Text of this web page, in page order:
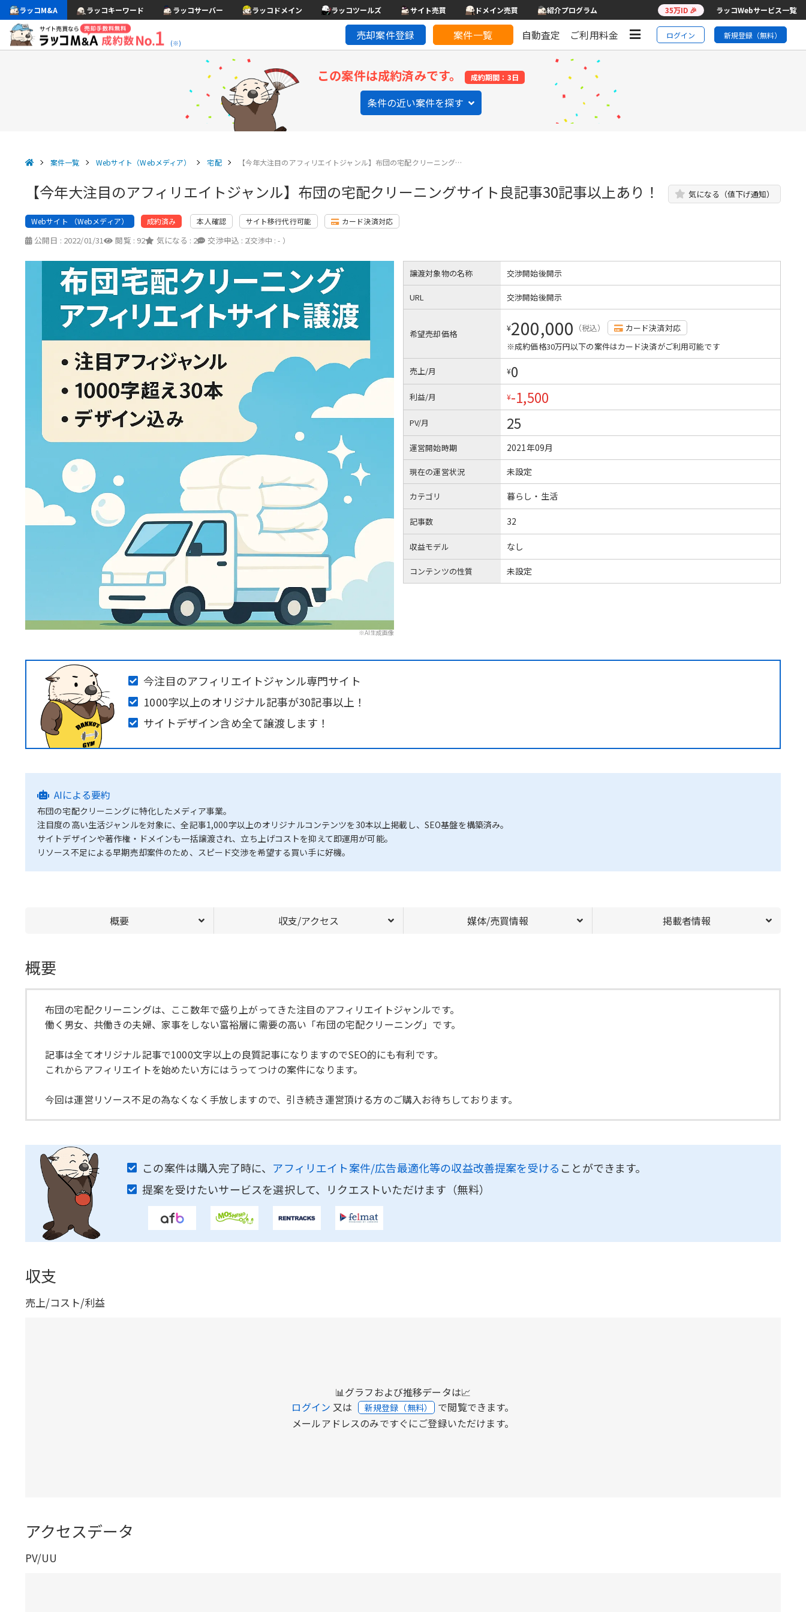
ラッコM&A ラッコキーワード ラッコサーバー ラッコドメイン ラッコツールズ サイト売買 ドメイン売買 紹介プログラム 35万ID 🎉 ラッコWebサービス一覧
(※)
売却案件登録 案件一覧 自動査定 ご利用料金 ログイン 新規登録（無料）
この案件は成約済みです。 成約期間：3日
条件の近い案件を探す
案件一覧 Webサイト（Webメディア） 宅配 【今年大注目のアフィリエイトジャンル】布団の宅配クリーニング…
【今年大注目のアフィリエイトジャンル】布団の宅配クリーニングサイト良記事30記事以上あり！ 気になる（値下げ通知）
Webサイト （Webメディア） 成約済み 本人確認 サイト移行代行可能 カード決済対応
公開日 : 2022/01/31 閲覧 : 92 気になる : 2 交渉申込 : 2
（交渉中 : - ）
※AI生成画像
譲渡対象物の名称 交渉開始後開示
URL 交渉開始後開示
希望売却価格 ¥200,000 （税込）
カード決済対応
※成約価格30万円以下の案件はカード決済がご利用可能です
売上/月 ¥0
利益/月 ¥-1,500
PV/月 25
運営開始時期 2021年09月
現在の運営状況 未設定
カテゴリ 暮らし・生活
記事数 32
収益モデル なし
コンテンツの性質 未設定
今注目のアフィリエイトジャンル専門サイト
1000字以上のオリジナル記事が30記事以上！
サイトデザイン含め全て譲渡します！
AIによる要約
布団の宅配クリーニングに特化したメディア事業。
注目度の高い生活ジャンルを対象に、全記事1,000字以上のオリジナルコンテンツを30本以上掲載し、SEO基盤を構築済み。
サイトデザインや著作権・ドメインも一括譲渡され、立ち上げコストを抑えて即運用が可能。
リソース不足による早期売却案件のため、スピード交渉を希望する買い手に好機。
概要 収支/アクセス 媒体/売買情報 掲載者情報
概要
布団の宅配クリーニングは、ここ数年で盛り上がってきた注目のアフィリエイトジャンルです。
働く男女、共働きの夫婦、家事をしない富裕層に需要の高い「布団の宅配クリーニング」です。
記事は全てオリジナル記事で1000文字以上の良質記事になりますのでSEO的にも有利です。
これからアフィリエイトを始めたい方にはうってつけの案件になります。
今回は運営リソース不足の為なくなく手放しますので、引き続き運営頂ける方のご購入お待ちしております。
この案件は購入完了時に、 アフィリエイト案件/広告最適化等の収益改善提案を受ける ことができます。
提案を受けたいサービスを選択して、リクエストいただけます（無料）
収支
売上/コスト/利益
📊グラフおよび推移データは📈
ログイン 又は 新規登録（無料） で閲覧できます。
メールアドレスのみですぐにご登録いただけます。
アクセスデータ
PV/UU